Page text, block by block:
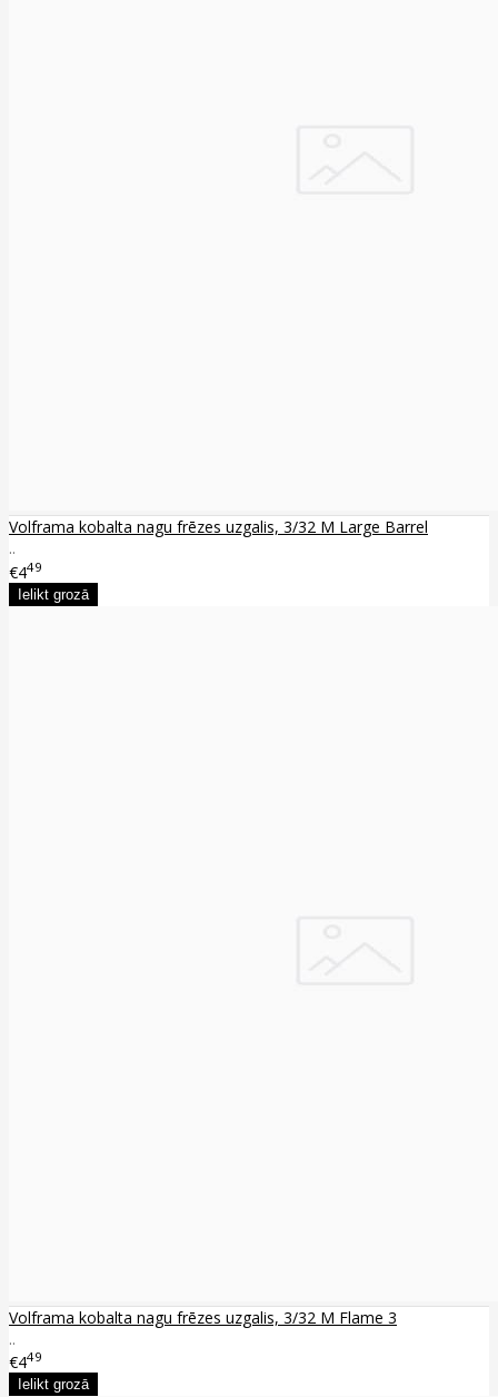
Volframa kobalta nagu frēzes uzgalis, 3/32 M Large Barrel
..
€449
Volframa kobalta nagu frēzes uzgalis, 3/32 M Flame 3
..
€449